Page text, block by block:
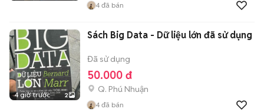
4 đã bán
4 giờ trước 2
Sách Big Data - Dữ liệu lớn đã sử dụng
Đã sử dụng
50.000 đ
Q. Phú Nhuận
4 đã bán